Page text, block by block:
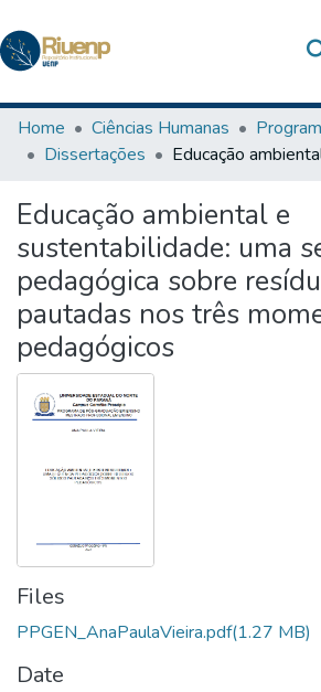
Communities & Collections
Browse DSpace
Statistics
The Repository
Home Ciências Humanas
Dissertações
Educação ambiental e
sustentabilidade: uma
pedagógica sobre
pautadas nos três
pedagógicos
Files
PPGEN_AnaPaulaVieira.pdf(1.27 MB)
Date